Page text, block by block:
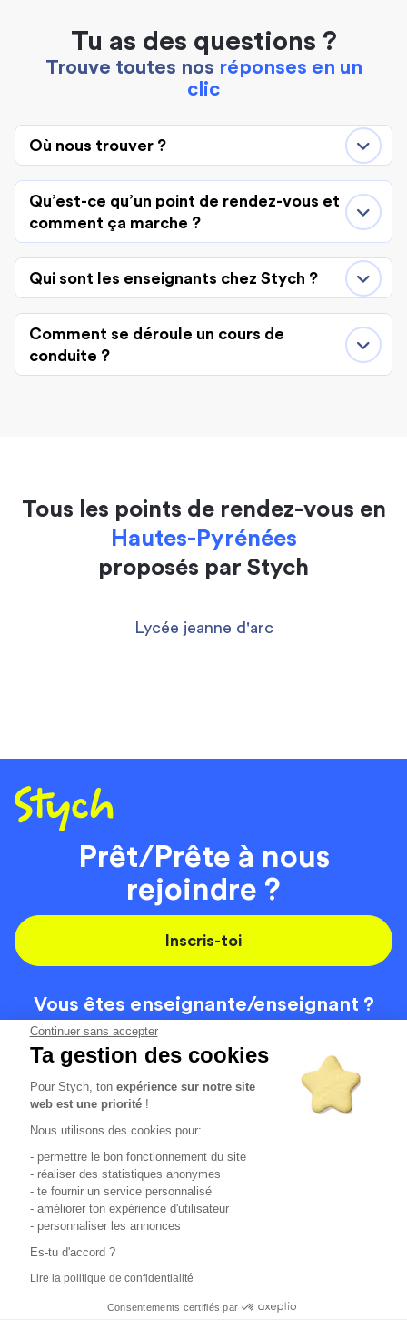
Continuer sans accepter
Ta gestion des cookies
Pour Stych, tonexpérience sur notre site
web est une priorité !
Nous utilisons des cookies pour:
- permettre le bon fonctionnement du site
- réaliser des statistiques anonymes
- te fournir un service personnalisé
- améliorer ton expérience d'utilisateur
- personnaliser les annonces
Es-tu d'accord ?
Lire la politique de confidentialité
Consentements certifiés par
Tu as des questions ?
Trouve toutes nos réponses en un
clic
Où nous trouver ?
Qu’est-ce qu’un point de rendez-vous et
comment ça marche ?
Qui sont les enseignants chez Stych ?
Comment se déroule un cours de
conduite ?
Tous les points de rendez-vous en
Hautes-Pyrénées
proposés par Stych
Lycée jeanne d'arc
Prêt/Prête à nous
rejoindre ?
Inscris-toi
Vous êtes enseignante/enseignant ?
On recrute
Code de la route
Localisation
Contact
Tous les avis clients4.6/5 (51136 avis publiés)
Comment sont calculés nos taux de réussite ?
passé leur examen une ou deux fois au cours des 12 derniers